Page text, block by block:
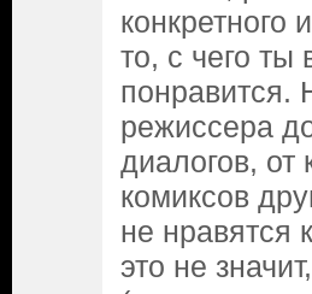
то, с чего ты
понравится.
режиссера
диалогов, от
комиксов
не
это не